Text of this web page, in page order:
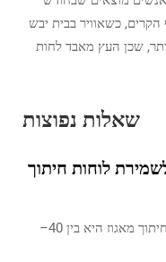
כשאוויר בבית יבש
שכן העץ מאבד לחות
שאלות נפוצות
לוחות חיתוך
רמת הרטיבות האידיאלית לשמירת לוחות חיתוך מאגוז היא בין 40–